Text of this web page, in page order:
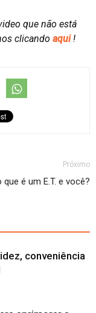
que não está
clicando aqui!
Próximo
que é um E.T. e você?
conveniência